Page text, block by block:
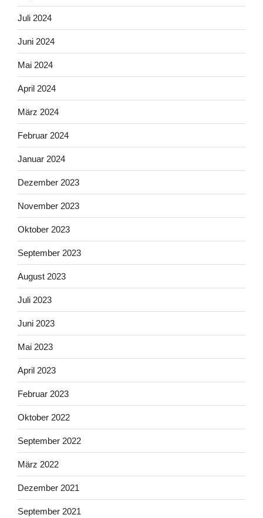
Juli 2024
Juni 2024
Mai 2024
April 2024
März 2024
Februar 2024
Januar 2024
Dezember 2023
November 2023
Oktober 2023
September 2023
August 2023
Juli 2023
Juni 2023
Mai 2023
April 2023
Februar 2023
Oktober 2022
September 2022
März 2022
Dezember 2021
September 2021